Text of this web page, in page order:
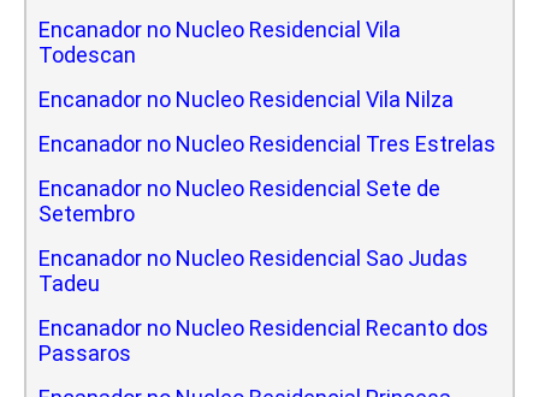
Encanador no Nucleo Residencial Vila
Todescan
Encanador no Nucleo Residencial Vila Nilza
Encanador no Nucleo Residencial Tres Estrelas
Encanador no Nucleo Residencial Sete de
Setembro
Encanador no Nucleo Residencial Sao Judas
Tadeu
Encanador no Nucleo Residencial Recanto dos
Passaros